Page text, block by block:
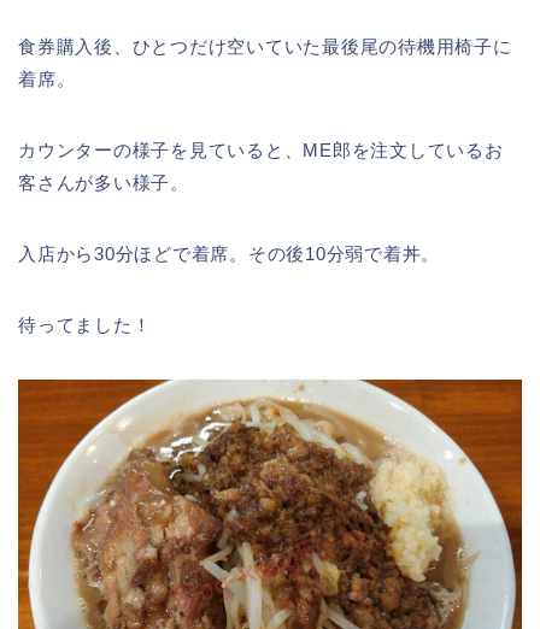
食券購入後、ひとつだけ空いていた最後尾の待機用椅子に
着席。
カウンターの様子を見ていると、ME郎を注文しているお
客さんが多い様子。
入店から30分ほどで着席。その後10分弱で着丼。
待ってました！